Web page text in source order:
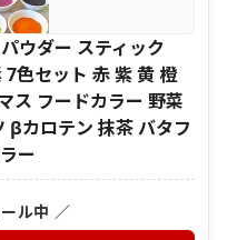
ウダー スティック
色セット 赤 紫 黄 橙
ス フードカラー 野菜
βカロテン 抹茶 バタフ
ー
ル中 ／